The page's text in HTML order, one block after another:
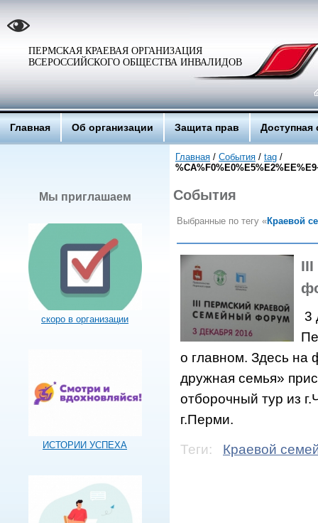
ПЕРМСКАЯ КРАЕВАЯ ОРГАНИЗАЦИЯ
ВСЕРОССИЙСКОГО ОБЩЕСТВА ИНВАЛИДОВ
Главная Об организации Защита прав Доступная
Мы приглашаем
скоро в организации
ИСТОРИИ УСПЕХА
Главная / События / tag /
События
Выбранные по тегу «Краевой
3
о главном. Здесь на
дружная семья»
отборочный тур из
г.Перми.
Теги:
Краевой